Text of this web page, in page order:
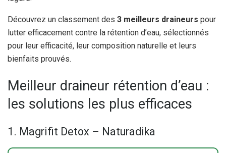
Découvrez un classement des 3 meilleurs draineurs pour
lutter efficacement contre la rétention d’eau, sélectionnés
pour leur efficacité, leur composition naturelle et leurs
bienfaits prouvés.
Meilleur draineur rétention d’eau :
les solutions les plus efficaces
1. Magrifit Detox – Naturadika